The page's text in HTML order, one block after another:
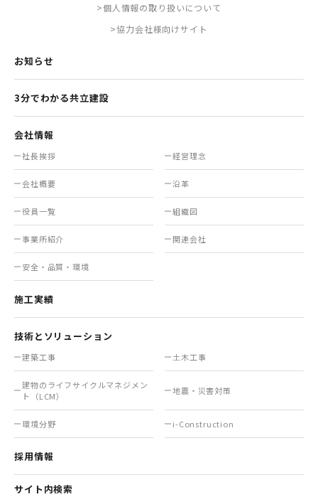
>個人情報の取り扱いについて
>協力会社様向けサイト
お知らせ
3分でわかる共立建設
会社情報
社長挨拶 経営理念
会社概要 沿革
役員一覧 組織図
事業所紹介 関連会社
安全・品質・環境
施工実績
技術とソリューション
建築工事 土木工事
建物のライフサイクルマネジメン
ト（LCM）
地震・災害対策
環境分野 i-Construction
採用情報
サイト内検索